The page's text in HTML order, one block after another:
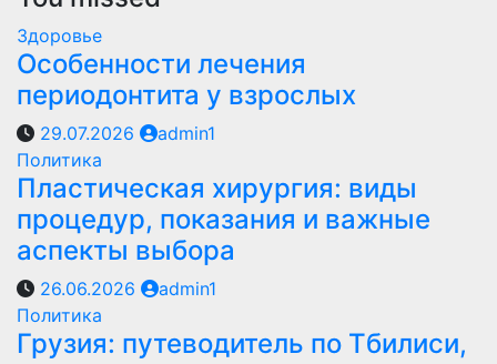
Здоровье
Особенности лечения
периодонтита у взрослых
29.07.2026
admin1
Политика
Пластическая хирургия: виды
процедур, показания и важные
аспекты выбора
26.06.2026
admin1
Политика
Грузия: путеводитель по Тбилиси,